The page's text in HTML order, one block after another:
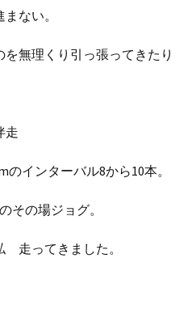
ない。
無理くり引っ張ってきたり
走
インターバル8から10本。
その場ジョグ。
走ってきました。